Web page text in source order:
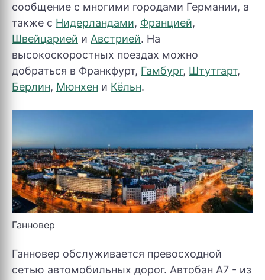
сообщение с многими городами Германии, а
также с Нидерландами, Францией,
Швейцарией и Австрией. На
высокоскоростных поездах можно
добраться в Франкфурт, Гамбург, Штутгарт,
Берлин, Мюнхен и Кёльн.
Ганновер
Ганновер обслуживается превосходной
сетью автомобильных дорог. Автобан А7 - из